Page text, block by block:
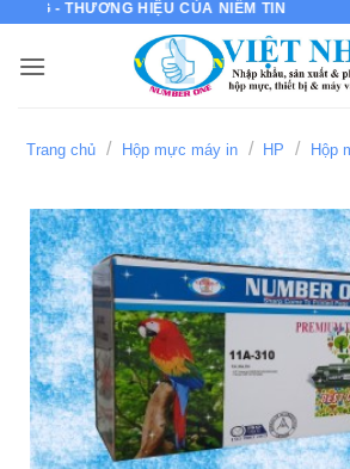
nội
HIỆU CỦA NIỀM TIN
Trang chủ / Hộp mực máy in / HP / Hộp